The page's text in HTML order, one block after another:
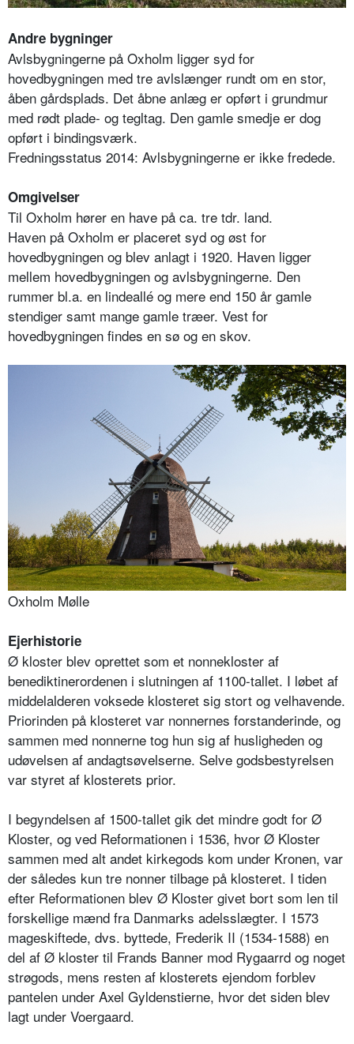
Andre bygninger
Avlsbygningerne på Oxholm ligger syd for
hovedbygningen med tre avlslænger rundt om en stor,
åben gårdsplads. Det åbne anlæg er opført i grundmur
med rødt plade- og tegltag. Den gamle smedje er dog
opført i bindingsværk.
Fredningsstatus 2014: Avlsbygningerne er ikke fredede.
Omgivelser
Til Oxholm hører en have på ca. tre tdr. land.
Haven på Oxholm er placeret syd og øst for
hovedbygningen og blev anlagt i 1920. Haven ligger
mellem hovedbygningen og avlsbygningerne. Den
rummer bl.a. en lindeallé og mere end 150 år gamle
stendiger samt mange gamle træer. Vest for
hovedbygningen findes en sø og en skov.
Oxholm Mølle
Ejerhistorie
Ø kloster blev oprettet som et nonnekloster af
benediktinerordenen i slutningen af 1100-tallet. I løbet af
middelalderen voksede klosteret sig stort og velhavende.
Priorinden på klosteret var nonnernes forstanderinde, og
sammen med nonnerne tog hun sig af husligheden og
udøvelsen af andagtsøvelserne. Selve godsbestyrelsen
var styret af klosterets prior.
I begyndelsen af 1500-tallet gik det mindre godt for Ø
Kloster, og ved Reformationen i 1536, hvor Ø Kloster
sammen med alt andet kirkegods kom under Kronen, var
der således kun tre nonner tilbage på klosteret. I tiden
efter Reformationen blev Ø Kloster givet bort som len til
forskellige mænd fra Danmarks adelsslægter. I 1573
mageskiftede, dvs. byttede, Frederik II (1534-1588) en
del af Ø kloster til Frands Banner mod Rygaarrd og noget
strøgods, mens resten af klosterets ejendom forblev
pantelen under Axel Gyldenstierne, hvor det siden blev
lagt under Voergaard.